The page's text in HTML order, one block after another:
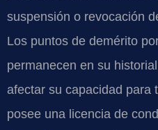
suspensión o revocación
Los puntos de demérito
permanecen en su
afectar su capacidad para
posee una licencia de